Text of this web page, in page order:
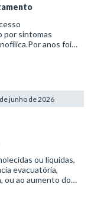
por sintomas
anos foi
junho de 2026
ou líquidas,
evacuatória,
ou ao aumento do